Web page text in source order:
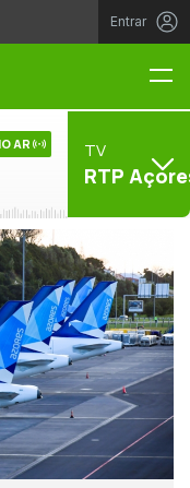
Entrar
AR TV
RTP